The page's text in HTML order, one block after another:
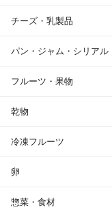
チーズ・乳製品
パン・ジャム・シリアル
フルーツ・果物
乾物
冷凍フルーツ
卵
惣菜・食材